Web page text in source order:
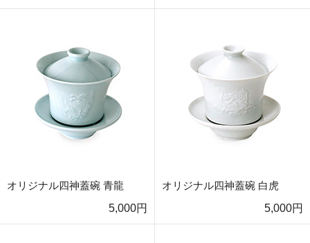
オリジナル四神蓋碗 青龍
5,000円
オリジナル四神蓋碗 白虎
5,000円